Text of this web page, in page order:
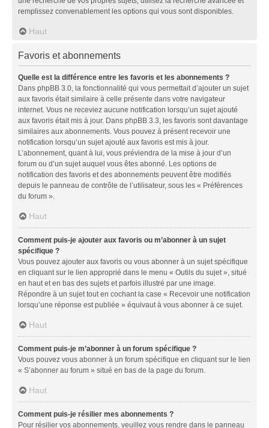
remplissez convenablement les options qui vous sont disponibles.
Haut
Favoris et abonnements
Quelle est la différence entre les favoris et les abonnements ?
Dans phpBB 3.0, la fonctionnalité qui vous permettait d’ajouter un sujet
aux favoris était similaire à celle présente dans votre navigateur
internet. Vous ne receviez aucune notification lorsqu’un sujet ajouté
aux favoris était mis à jour. Dans phpBB 3.3, les favoris sont davantage
similaires aux abonnements. Vous pouvez à présent recevoir une
notification lorsqu’un sujet ajouté aux favoris est mis à jour.
L’abonnement, quant à lui, vous préviendra de la mise à jour d’un
forum ou d’un sujet auquel vous êtes abonné. Les options de
notification des favoris et des abonnements peuvent être modifiés
depuis le panneau de contrôle de l’utilisateur, sous les « Préférences
du forum ».
Haut
Comment puis-je ajouter aux favoris ou m’abonner à un sujet
spécifique ?
Vous pouvez ajouter aux favoris ou vous abonner à un sujet spécifique
en cliquant sur le lien approprié dans le menu « Outils du sujet », situé
en haut et en bas des sujets et parfois illustré par une image.
Répondre à un sujet tout en cochant la case « Recevoir une notification
lorsqu’une réponse est publiée » équivaut à vous abonner à ce sujet.
Haut
Comment puis-je m’abonner à un forum spécifique ?
Vous pouvez vous abonner à un forum spécifique en cliquant sur le lien
« S’abonner au forum » situé en bas de la page du forum.
Haut
Comment puis-je résilier mes abonnements ?
Pour résilier vos abonnements, veuillez vous rendre dans le panneau